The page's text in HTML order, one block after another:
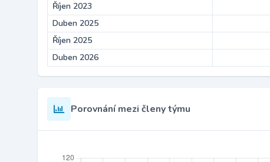
Říjen 2023
Duben 2025
Říjen 2025
Duben 2026
Porovnání mezi členy týmu